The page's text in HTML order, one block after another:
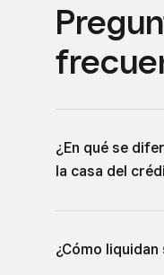
¿En qué se
la casa del
¿Cómo